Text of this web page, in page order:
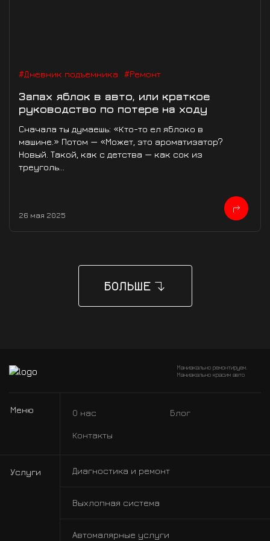
#Дневник подъемника #Ремонт
Запах яблок в авто, или краткое
руководство по потере на ходу
Сначала ты думаешь: «Кто-то ел яблоко в
машине.» Потом — «Может, это ароматизатор?
Новый. Такой, как с детства — как сок из
треуголь...
26 мая 2025
БОЛЬШЕ
Маниакально ремонтируем.
Маниакально красим авто
Меню О нас
Контакты
Блог
Услуги Диагностика и ремонт
Выхлопная система
Автомалярные услуги